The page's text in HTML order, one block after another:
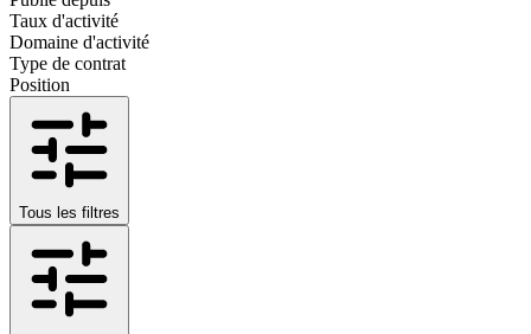
Taux d'activité
Domaine d'activité
Type de contrat
Position
Tous les filtres